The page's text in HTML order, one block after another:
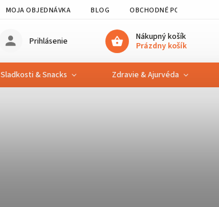
MOJA OBJEDNÁVKA BLOG OBCHODNÉ PODMIENKY
Nákupný košík
Prázdny košík
Prihlásenie
Sladkosti & Snacks Zdravie & Ajurvéda